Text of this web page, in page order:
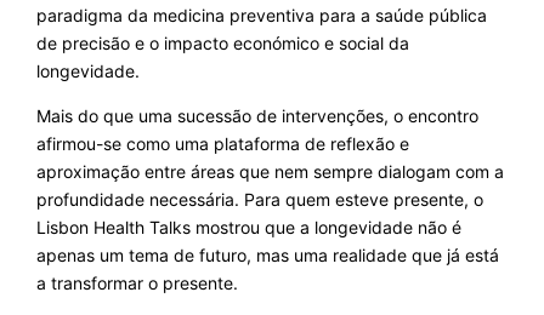
paradigma da medicina preventiva para a saúde pública
de precisão e o impacto económico e social da
longevidade.
Mais do que uma sucessão de intervenções, o encontro
afirmou-se como uma plataforma de reflexão e
aproximação entre áreas que nem sempre dialogam com a
profundidade necessária. Para quem esteve presente, o
Lisbon Health Talks mostrou que a longevidade não é
apenas um tema de futuro, mas uma realidade que já está
a transformar o presente.